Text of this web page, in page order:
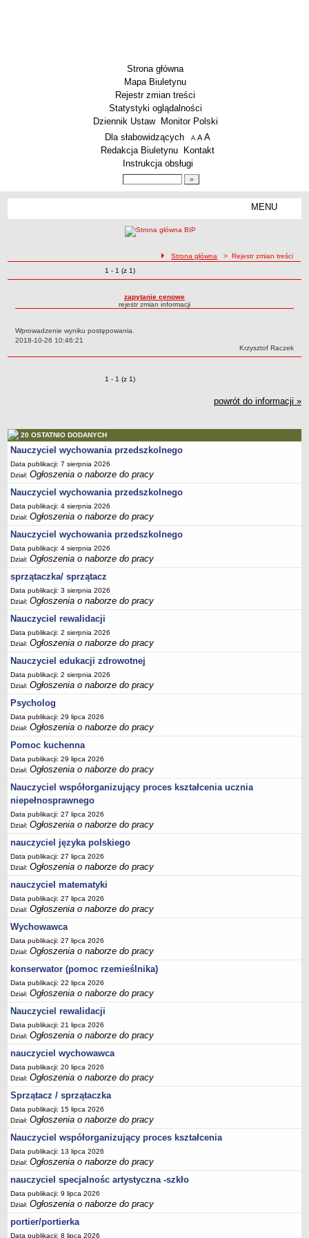
Strona główna
Mapa Biuletynu
Rejestr zmian treści
Statystyki oglądalności
Dziennik Ustaw
Monitor Polski
Menu dodatkowe
Dla słabowidzących A pomniejsz czcionkę
A standardowy rozmiar czcionki
A
Redakcja Biuletynu
Kontakt
Instrukcja obsługi
MENU
Szkoły podstawowe
Inne placówki
ZARZĄDZENIA
2021
2022
2023
2024
2025
OGŁOSZENIA
DEKLARACJA DOSTĘPNOŚCI
2021
2025
ścieżka nawigacji
Strona główna > Rejestr zmian treści
Zmiany o pozycjach
1 - 1 (z 1)
zapytanie cenowe
rejestr zmian informacji
Wprowadzenie wyniku postępowania.
Data:
2018-10-26 10:46:21
Autor:
Krzysztof Raczek
Zmiany o pozycjach
1 - 1 (z 1)
powrót do informacji »
20 OSTATNIO DODANYCH
Nauczyciel wychowania przedszkolnego
Data publikacji: 7 sierpnia 2026
Dział:Ogłoszenia o naborze do pracy
Nauczyciel wychowania przedszkolnego
Data publikacji: 4 sierpnia 2026
Dział:Ogłoszenia o naborze do pracy
Nauczyciel wychowania przedszkolnego
Data publikacji: 4 sierpnia 2026
Dział:Ogłoszenia o naborze do pracy
sprzątaczka/ sprzątacz
Data publikacji: 3 sierpnia 2026
Dział:Ogłoszenia o naborze do pracy
Nauczyciel rewalidacji
Data publikacji: 2 sierpnia 2026
Dział:Ogłoszenia o naborze do pracy
Nauczyciel edukacji zdrowotnej
Data publikacji: 2 sierpnia 2026
Dział:Ogłoszenia o naborze do pracy
Psycholog
Data publikacji: 29 lipca 2026
Dział:Ogłoszenia o naborze do pracy
Pomoc kuchenna
Data publikacji: 29 lipca 2026
Dział:Ogłoszenia o naborze do pracy
Nauczyciel współorganizujący proces kształcenia ucznia
niepełnosprawnego
Data publikacji: 27 lipca 2026
Dział:Ogłoszenia o naborze do pracy
nauczyciel języka polskiego
Data publikacji: 27 lipca 2026
Dział:Ogłoszenia o naborze do pracy
nauczyciel matematyki
Data publikacji: 27 lipca 2026
Dział:Ogłoszenia o naborze do pracy
Wychowawca
Data publikacji: 27 lipca 2026
Dział:Ogłoszenia o naborze do pracy
konserwator (pomoc rzemieślnika)
Data publikacji: 22 lipca 2026
Dział:Ogłoszenia o naborze do pracy
Nauczyciel rewalidacji
Data publikacji: 21 lipca 2026
Dział:Ogłoszenia o naborze do pracy
nauczyciel wychowawca
Data publikacji: 20 lipca 2026
Dział:Ogłoszenia o naborze do pracy
Sprzątacz / sprzątaczka
Data publikacji: 15 lipca 2026
Dział:Ogłoszenia o naborze do pracy
Nauczyciel współorganizujący proces kształcenia
Data publikacji: 13 lipca 2026
Dział:Ogłoszenia o naborze do pracy
nauczyciel specjalnośc artystyczna -szkło
Data publikacji: 9 lipca 2026
Dział:Ogłoszenia o naborze do pracy
portier/portierka
Data publikacji: 8 lipca 2026